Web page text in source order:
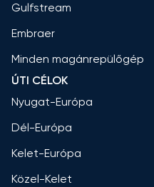
Gulfstream
Embraer
Minden magánrepülőgép
ÚTI CÉLOK
Nyugat-Európa
Dél-Európa
Kelet-Európa
Közel-Kelet